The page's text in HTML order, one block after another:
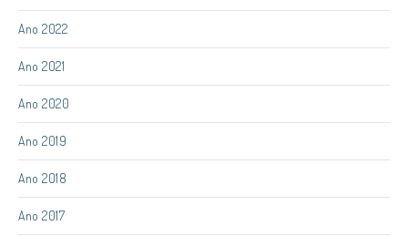
Ano 2022
Ano 2021
Ano 2020
Ano 2019
Ano 2018
Ano 2017